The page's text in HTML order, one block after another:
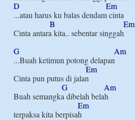
D
Em
...atau harus ku balas dendam cinta
B
Em
Cinta antara kita.. sebentar singgah
G
Am
...Buah ketimun potong delapan
Em
Cinta pun putus di jalan
G
Am
Buah semangka dibelah belah
Em
terpaksa kita berpisah